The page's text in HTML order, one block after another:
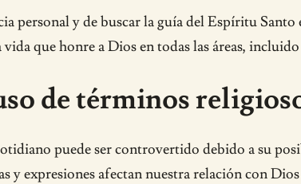
personal y de buscar la guía del Espíritu
que honre a Dios en todas las áreas,
de términos
puede ser controvertido debido a su
y expresiones afectan nuestra relación con